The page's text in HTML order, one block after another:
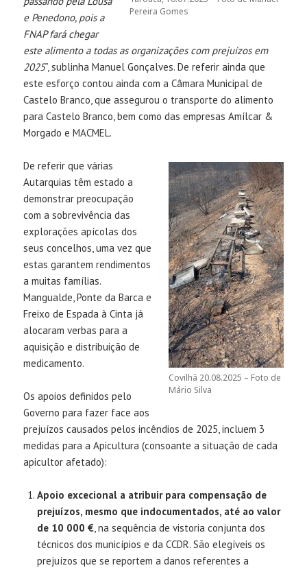
Pereira Gomes
e Penedono, pois a
FNAP fará chegar
este alimento a todas as organizações com prejuízos em
2025”, sublinha Manuel Gonçalves. De referir ainda que
este esforço contou ainda com a Câmara Municipal de
Castelo Branco, que assegurou o transporte do alimento
para Castelo Branco, bem como das empresas Amílcar &
Morgado e MACMEL.
Covilhã 20.08.2025 – Foto de
Mário Silva
De referir que várias
Autarquias têm estado a
demonstrar preocupação
com a sobrevivência das
explorações apícolas dos
seus concelhos, uma vez que
estas garantem rendimentos
a muitas famílias.
Mangualde, Ponte da Barca e
Freixo de Espada à Cinta já
alocaram verbas para a
aquisição e distribuição de
medicamento.
Os apoios definidos pelo
Governo para fazer face aos
prejuízos causados pelos incêndios de 2025, incluem 3
medidas para a Apicultura (consoante a situação de cada
apicultor afetado):
Apoio excecional a atribuir para compensação de
prejuízos, mesmo que indocumentados, até ao valor
de 10 000 €, na sequência de vistoria conjunta dos
técnicos dos municípios e da CCDR. São elegíveis os
prejuízos que se reportem a danos referentes a